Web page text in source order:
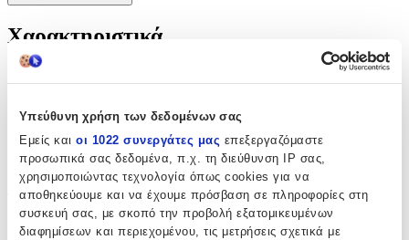
Υπεύθυνη χρήση των δεδομένων σας
Εμείς και οι 1022 συνεργάτες μας επεξεργαζόμαστε
προσωπικά σας δεδομένα, π.χ. τη διεύθυνση IP σας,
χρησιμοποιώντας τεχνολογία όπως cookies για να
αποθηκεύουμε και να έχουμε πρόσβαση σε πληροφορίες στη
συσκευή σας, με σκοπό την προβολή εξατομικευμένων
διαφημίσεων και περιεχομένου, τις μετρήσεις σχετικά με
Χαρακτηριστικά
Είδος:
Βραχιολάκι
Τεμάχια:
50